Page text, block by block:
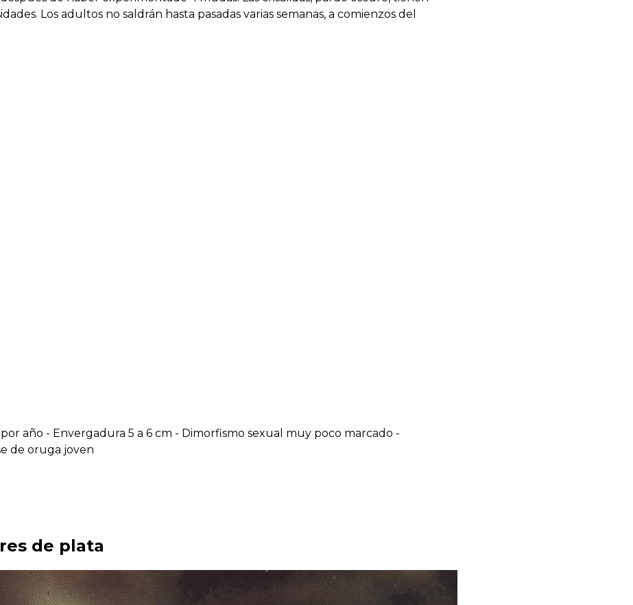
Los adultos no saldrán hasta pasadas varias semanas, a comienzos del
año - Envergadura 5 a 6 cm - Dimorfismo sexual muy poco marcado -
de oruga joven
de plata